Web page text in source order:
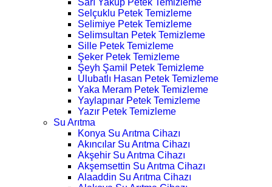
Sarı Yakup Petek Temizleme
Selçuklu Petek Temizleme
Selimiye Petek Temizleme
Selimsultan Petek Temizleme
Sille Petek Temizleme
Şeker Petek Temizleme
Şeyh Şamil Petek Temizleme
Ulubatlı Hasan Petek Temizleme
Yaka Meram Petek Temizleme
Yaylapınar Petek Temizleme
Yazır Petek Temizleme
Su Arıtma
Konya Su Arıtma Cihazı
Akıncılar Su Arıtma Cihazı
Akşehir Su Arıtma Cihazı
Akşemsettin Su Arıtma Cihazı
Alaaddin Su Arıtma Cihazı